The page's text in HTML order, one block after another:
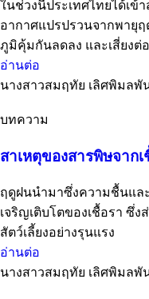
ในช่วงนี้ประเทศไทยได้เข้
อากาศแปรปรวนจากพายุ
ภูมิคุ้มกันลดลง และเสี่ยงต่
อ่านต่อ
นางสาวสมฤทัย เลิศพิมลพั
บทความ
สาเหตุของสารพิษจาก
ฤดูฝนนำมาซึ่งความชื้นแล
เจริญเติบโตของเชื้อรา ซึ่
สัตว์เลี้ยงอย่างรุนแรง
อ่านต่อ
นางสาวสมฤทัย เลิศพิมลพั